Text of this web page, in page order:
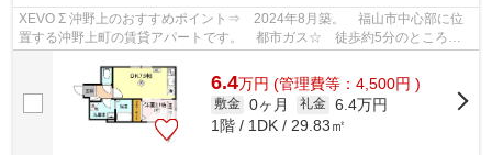
XEVO Σ 沖野上のおすすめポイント⇒ 2024年8月築。 福山市中心部に位
置する沖野上町の賃貸アパートです。 都市ガス☆ 徒歩約5分のところに
6.4万円 (管理費等：4,500円 )
敷金 0ヶ月 礼金 6.4万円
1階 / 1DK / 29.83㎡